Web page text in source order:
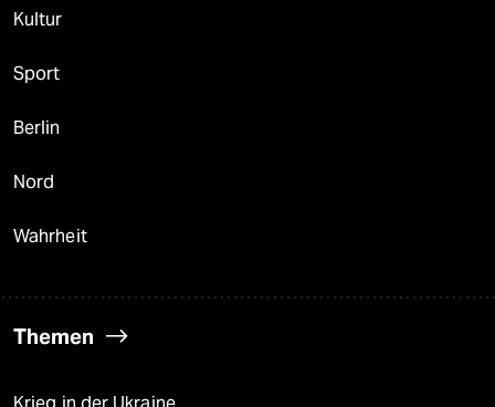
Kultur
Sport
Berlin
Nord
Wahrheit
Themen